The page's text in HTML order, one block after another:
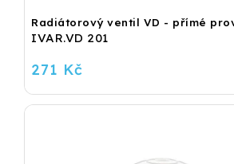
Radiátorový ventil VD - přímé
IVAR.VD 201
271 Kč